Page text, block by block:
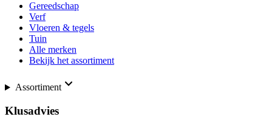
Gereedschap
Verf
Vloeren & tegels
Tuin
Alle merken
Bekijk het assortiment
Assortiment
Klusadvies